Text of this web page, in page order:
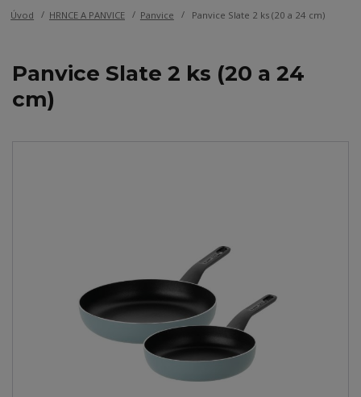
Úvod HRNCE A PANVICE Panvice Panvice Slate 2 ks (20 a 24 cm)
Panvice Slate 2 ks (20 a 24
cm)